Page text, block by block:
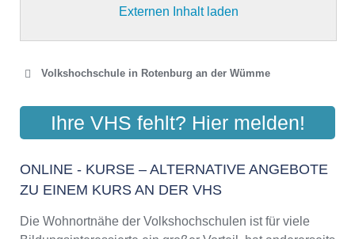
Externen Inhalt laden
Volkshochschule in Rotenburg an der Wümme
VHS ROTENBURG
Am Kirchhof 10, 27356 Rotenburg
Ihre VHS fehlt? Hier melden!
ONLINE - KURSE – ALTERNATIVE ANGEBOTE
ZU EINEM KURS AN DER VHS
Die Wohnortnähe der Volkshochschulen ist für viele